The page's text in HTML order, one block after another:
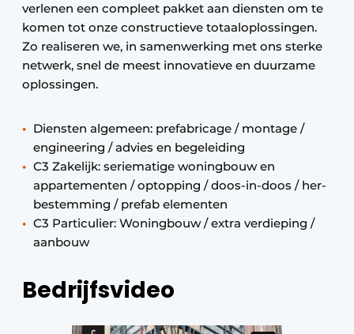
verlenen een compleet pakket aan diensten om te
komen tot onze constructieve totaaloplossingen.
Zo realiseren we, in samenwerking met ons sterke
netwerk, snel de meest innovatieve en duurzame
oplossingen.
Diensten algemeen: prefabricage / montage /
engineering / advies en begeleiding
C3 Zakelijk: seriematige woningbouw en
appartementen / optopping / doos-in-doos / her-
bestemming / prefab elementen
C3 Particulier: Woningbouw / extra verdieping /
aanbouw
Bedrijfsvideo